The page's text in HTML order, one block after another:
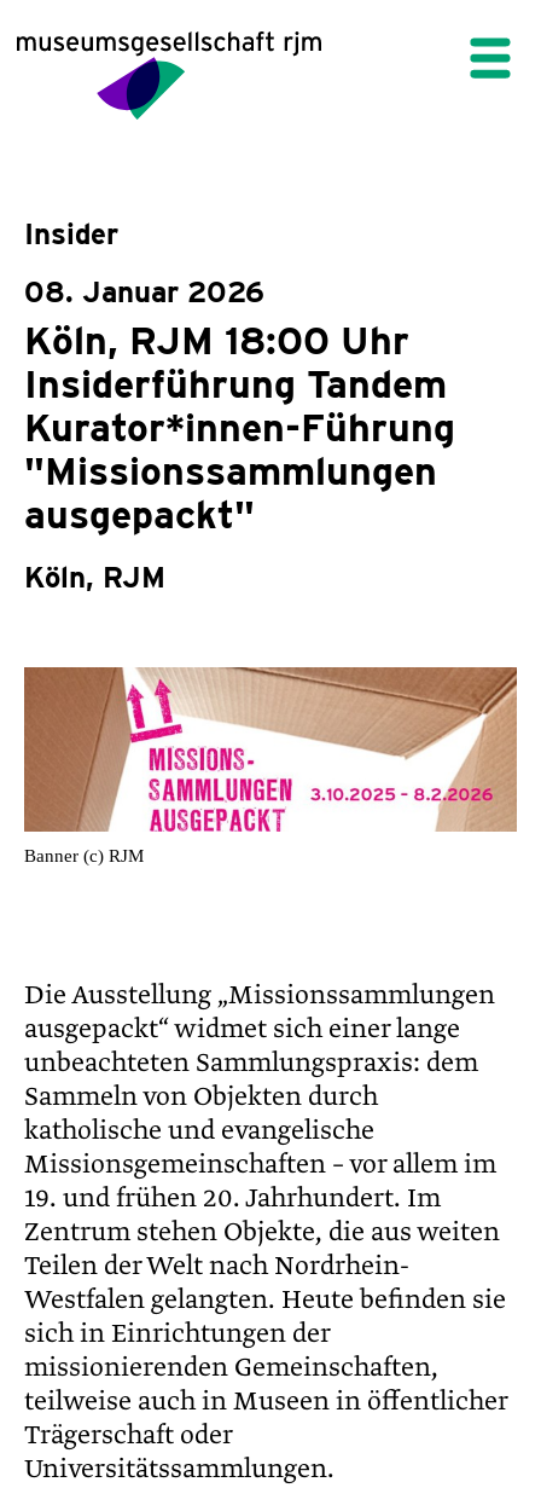
Insider
08. Januar 2026
Köln, RJM 18:00 Uhr
Insiderführung Tandem
Kurator*innen-Führung
"Missionssammlungen
ausgepackt"
Köln, RJM
Banner (c) RJM
Die Ausstellung „Missionssammlungen
ausgepackt“ widmet sich einer lange
unbeachteten Sammlungspraxis: dem
Sammeln von Objekten durch
katholische und evangelische
Missionsgemeinschaften – vor allem im
19. und frühen 20. Jahrhundert. Im
Zentrum stehen Objekte, die aus weiten
Teilen der Welt nach Nordrhein-
Westfalen gelangten. Heute befinden sie
sich in Einrichtungen der
missionierenden Gemeinschaften,
teilweise auch in Museen in öffentlicher
Trägerschaft oder
Universitätssammlungen.